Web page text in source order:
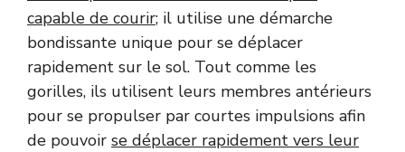
capable de courir; il utilise une démarche
bondissante unique pour se déplacer
rapidement sur le sol. Tout comme les
gorilles, ils utilisent leurs membres antérieurs
pour se propulser par courtes impulsions afin
de pouvoir se déplacer rapidement vers leur